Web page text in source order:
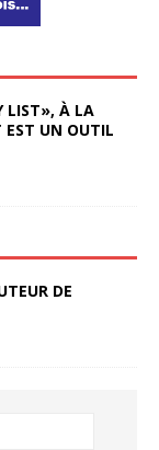
LIST», À LA
EST UN OUTIL
DE